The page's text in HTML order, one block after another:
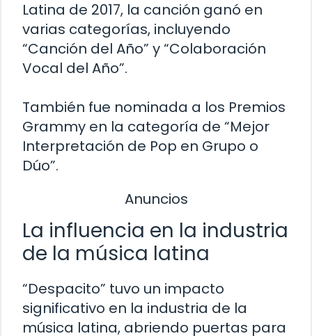
Latina de 2017, la canción ganó en
varias categorías, incluyendo
“Canción del Año” y “Colaboración
Vocal del Año”.
También fue nominada a los Premios
Grammy en la categoría de “Mejor
Interpretación de Pop en Grupo o
Dúo”.
Anuncios
La influencia en la industria
de la música latina
“Despacito” tuvo un impacto
significativo en la industria de la
música latina, abriendo puertas para